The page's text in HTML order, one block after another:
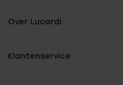
Over Lucardi
Klantenservice